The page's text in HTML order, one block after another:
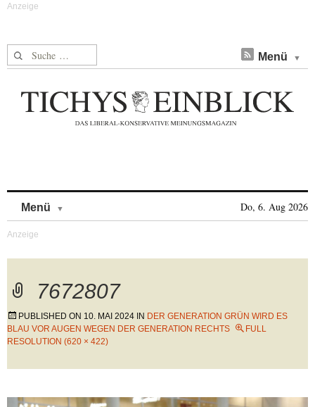
Suche nach: Menü
Menü Do, 6. Aug 2026
7672807
PUBLISHED ON 10. MAI 2024 IN DER GENERATION GRÜN WIRD ES
BLAU VOR AUGEN WEGEN DER GENERATION RECHTS
FULL
RESOLUTION (620 × 422)